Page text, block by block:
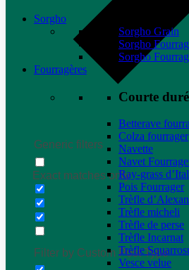
Generic filters
Exact matches only
Filter by Custom Post Type
Sorgho
Sorgho Grain
Sorgho
Sorgho
Fourragères
Courte
Betterave
Colza fourrager
Navette
Navet
Ray-grass
Pois Fourrager
Trèfle
Trèfle micheli
Trèfle de perse
Trèfle Incarnat
Trèfle
Vesce velue